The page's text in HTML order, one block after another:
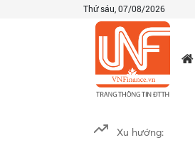
Thứ sáu, 07/08/2026
Xu hướng: